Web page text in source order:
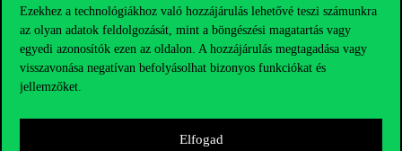
Ezekhez a technológiákhoz való hozzájárulás lehetővé teszi számunkra
az olyan adatok feldolgozását, mint a böngészési magatartás vagy
egyedi azonosítók ezen az oldalon. A hozzájárulás megtagadása vagy
visszavonása negatívan befolyásolhat bizonyos funkciókat és
jellemzőket.
Elfogad
Oktatói elérhetőségek
HUB jelenlegi hallgatóinknak